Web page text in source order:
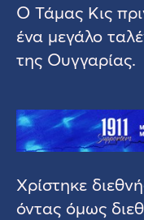
Ο Τάμας Κις
ένα μεγάλο
της Ουγγαρίας.
Χρίστηκε
όντας όμως